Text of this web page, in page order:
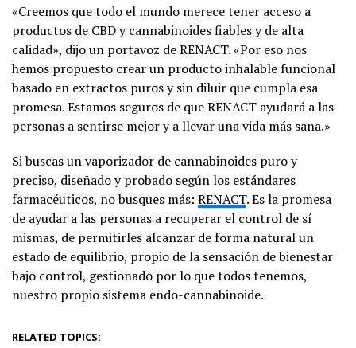
«Creemos que todo el mundo merece tener acceso a
productos de CBD y cannabinoides fiables y de alta
calidad», dijo un portavoz de RENACT. «Por eso nos
hemos propuesto crear un producto inhalable funcional
basado en extractos puros y sin diluir que cumpla esa
promesa. Estamos seguros de que RENACT ayudará a las
personas a sentirse mejor y a llevar una vida más sana.»
Si buscas un vaporizador de cannabinoides puro y
preciso, diseñado y probado según los estándares
farmacéuticos, no busques más: RENACT. Es la promesa
de ayudar a las personas a recuperar el control de sí
mismas, de permitirles alcanzar de forma natural un
estado de equilibrio, propio de la sensación de bienestar
bajo control, gestionado por lo que todos tenemos,
nuestro propio sistema endo-cannabinoide.
RELATED TOPICS: